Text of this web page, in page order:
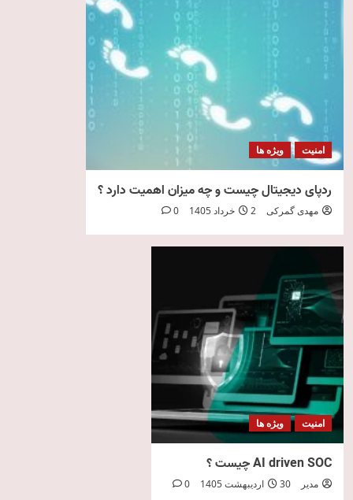
امنیت ویژه ها
ردپای دیجیتال چیست و چه میزان اهمیت دارد ؟
مهدی گمرکی 2 خرداد 1405 0
امنیت ویژه ها
AI driven SOC چیست ؟
مدیر 30 اردیبهشت 1405 0